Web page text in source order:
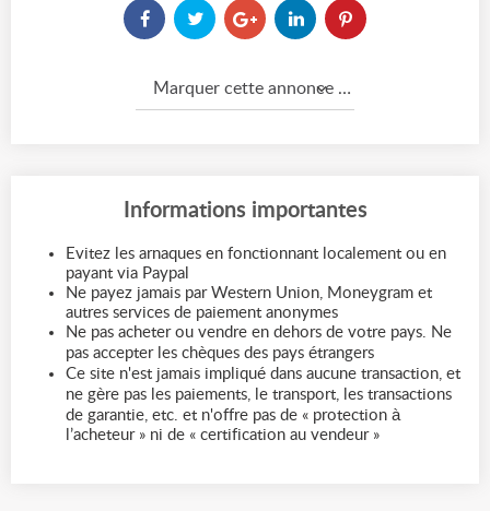
Marquer cette annonce comme...
Informations importantes
Evitez les arnaques en fonctionnant localement ou en
payant via Paypal
Ne payez jamais par Western Union, Moneygram et
autres services de paiement anonymes
Ne pas acheter ou vendre en dehors de votre pays. Ne
pas accepter les chèques des pays étrangers
Ce site n'est jamais impliqué dans aucune transaction, et
ne gère pas les paiements, le transport, les transactions
de garantie, etc. et n'offre pas de « protection à
l’acheteur » ni de « certification au vendeur »